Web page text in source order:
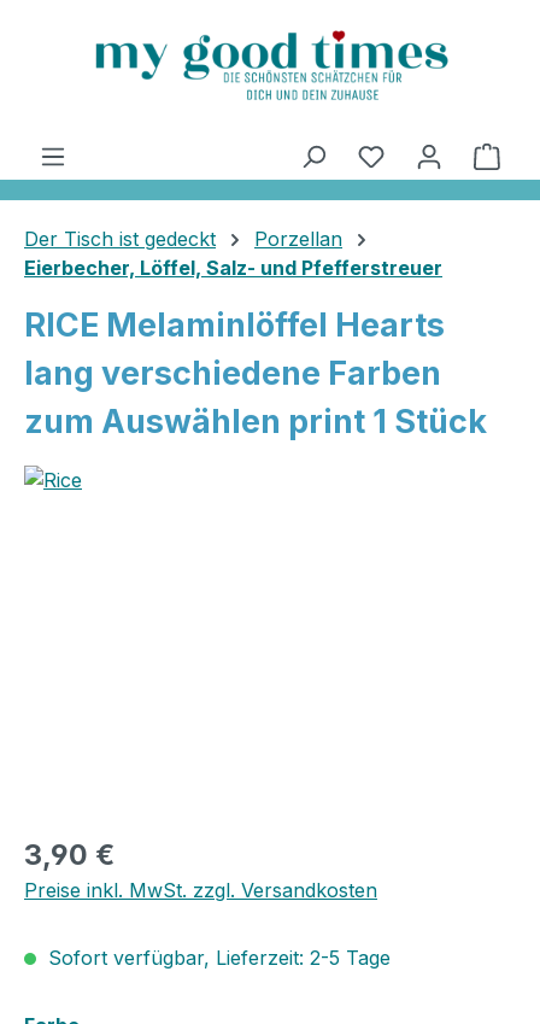
Der Tisch ist gedeckt
Porzellan
Eierbecher, Löffel, Salz- und Pfefferstreuer
RICE Melaminlöffel Hearts
lang verschiedene Farben
zum Auswählen print 1 Stück
3,90 €
Preise inkl. MwSt. zzgl. Versandkosten
Sofort verfügbar, Lieferzeit: 2-5 Tage